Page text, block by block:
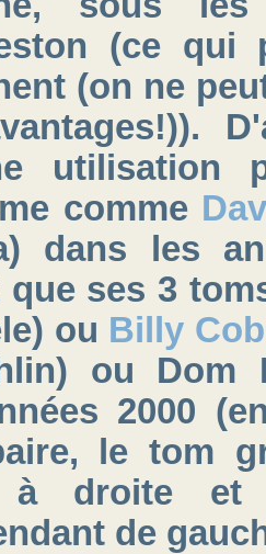
(ce qui
(on ne
utilisation
comme
dans les
que ses 3
ou Billy
ou Dom
2000
le tom
à droite et
de